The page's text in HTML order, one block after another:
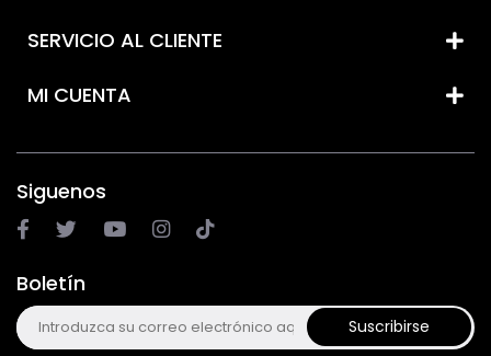
SERVICIO AL CLIENTE
MI CUENTA
Siguenos
Boletín
Suscribirse